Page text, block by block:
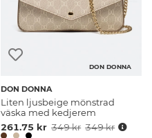
DON DONNA
DON DONNA
Liten ljusbeige mönstrad
väska med kedjerem
261.75 kr 349 kr 349 kr